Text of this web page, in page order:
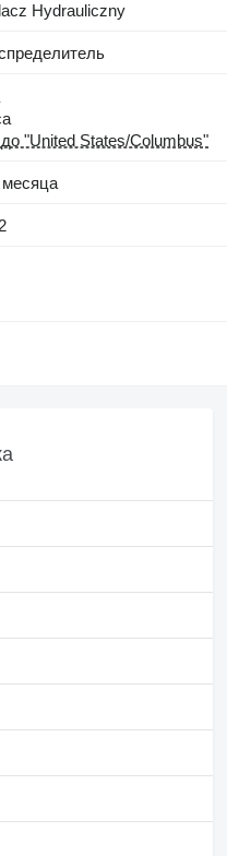
Hydrauliczny
"United States/Columbus"